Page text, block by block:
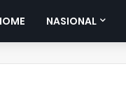
NASIONAL